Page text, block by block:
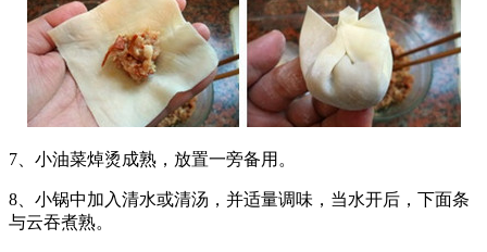
7、小油菜焯烫成熟，放置一旁备用。
8、小锅中加入清水或清汤，并适量调味，当水开后，下面条
与云吞煮熟。